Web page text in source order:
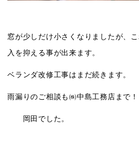
窓が少しだけ小さくなりましたが、
入を抑える事が出来ます。
ベランダ改修工事はまだ続きます。
雨漏りのご相談も㈱中島工務店まで！
岡田でした。